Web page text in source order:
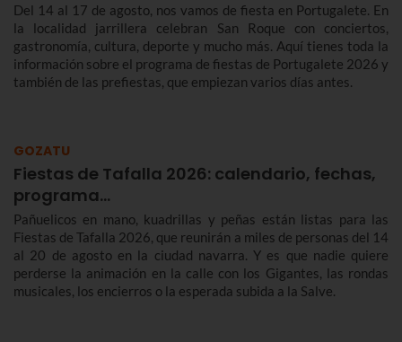
Del 14 al 17 de agosto, nos vamos de fiesta en Portugalete. En
la localidad jarrillera celebran San Roque con conciertos,
gastronomía, cultura, deporte y mucho más. Aquí tienes toda la
información sobre el programa de fiestas de Portugalete 2026 y
también de las prefiestas, que empiezan varios días antes.
GOZATU
Fiestas de Tafalla 2026: calendario, fechas,
programa…
Pañuelicos en mano, kuadrillas y peñas están listas para las
Fiestas de Tafalla 2026, que reunirán a miles de personas del 14
al 20 de agosto en la ciudad navarra. Y es que nadie quiere
perderse la animación en la calle con los Gigantes, las rondas
musicales, los encierros o la esperada subida a la Salve.